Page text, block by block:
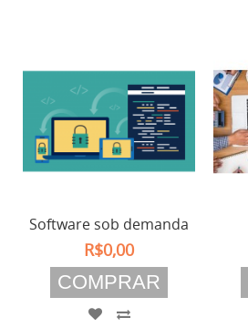
Software sob demanda
R$0,00
COMPRAR